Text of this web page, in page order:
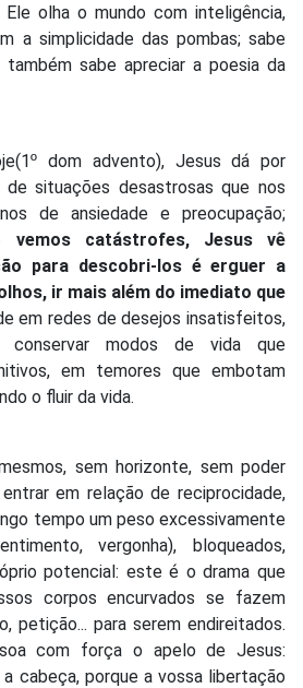
olha o mundo com inteligência,
a simplicidade das pombas; sabe
sabe apreciar a poesia da
dom advento), Jesus dá por
situações desastrosas que nos
de ansiedade e preocupação;
vemos catástrofes, Jesus vê
para descobri-los é erguer a
ir mais além do imediato que
em redes de desejos insatisfeitos,
conservar modos de vida que
em temores que embotam
o fluir da vida.
sem horizonte, sem poder
em relação de reciprocidade,
tempo um peso excessivamente
vergonha), bloqueados,
potencial: este é o drama que
corpos encurvados se fazem
petição... para serem endireitados.
com força o apelo de Jesus:
cabeça, porque a vossa libertação